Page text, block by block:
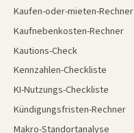
Kaufen-oder-mieten-Rechner
Kaufnebenkosten-Rechner
Kautions-Check
Kennzahlen-Checkliste
KI-Nutzungs-Checkliste
Kündigungsfristen-Rechner
Makro-Standortanalyse